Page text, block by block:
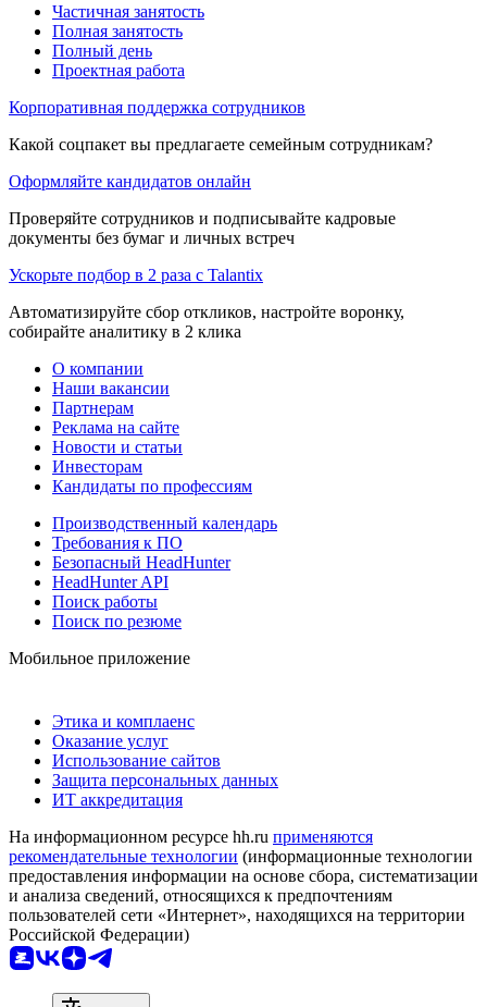
Частичная занятость
Полная занятость
Полный день
Проектная работа
Корпоративная поддержка сотрудников
Какой соцпакет вы предлагаете семейным сотрудникам?
Оформляйте кандидатов онлайн
Проверяйте сотрудников и подписывайте кадровые
документы без бумаг и личных встреч
Ускорьте подбор в 2 раза с Talantix
Автоматизируйте сбор откликов, настройте воронку,
собирайте аналитику в 2 клика
О компании
Наши вакансии
Партнерам
Реклама на сайте
Новости и статьи
Инвесторам
Кандидаты по профессиям
Производственный календарь
Требования к ПО
Безопасный HeadHunter
HeadHunter API
Поиск работы
Поиск по резюме
Мобильное приложение
Этика и комплаенс
Оказание услуг
Использование сайтов
Защита персональных данных
ИТ аккредитация
На информационном ресурсе hh.ru применяются
рекомендательные технологии (информационные технологии
предоставления информации на основе сбора, систематизации
и анализа сведений, относящихся к предпочтениям
пользователей сети «Интернет», находящихся на территории
Российской Федерации)